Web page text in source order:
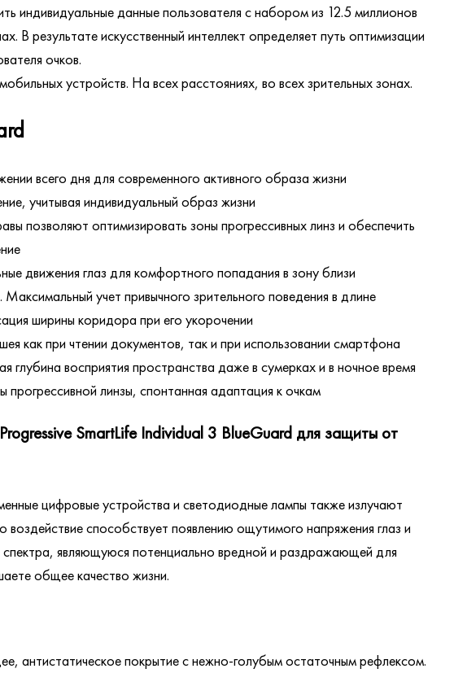
индивидуальные данные пользователя с набором из 12.5 миллионов
В результате искусственный интеллект определяет путь оптимизации
очков.
устройств. На всех расстояниях, во всех зрительных зонах.
всего дня для современного активного образа жизни
учитывая индивидуальный образ жизни
позволяют оптимизировать зоны прогрессивных линз и обеспечить
движения глаз для комфортного попадания в зону близи
учет привычного зрительного поведения в длине
ширины коридора при его укорочении
как при чтении документов, так и при использовании смартфона
глубина восприятия пространства даже в сумерках и в ночное время
линзы, спонтанная адаптация к очкам
SmartLife Individual 3 BlueGuard для защиты от
цифровые устройства и светодиодные лампы также излучают
воздействие способствует появлению ощутимого напряжения глаз и
спектра, являющуюся потенциально вредной и раздражающей для
общее качество жизни.
покрытие с нежно-голубым остаточным рефлексом.